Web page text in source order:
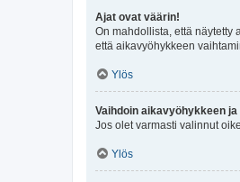
Ajat ovat väärin!
On mahdollista, että näytetty
että aikavyöhykkeen
Ylös
Vaihdoin aikavyöhykkeen
Jos olet varmasti valinnut
Ylös